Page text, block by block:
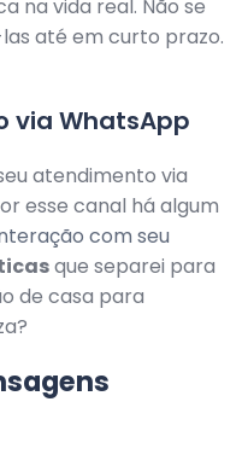
na vida real. Não se
até em curto prazo.
via WhatsApp
atendimento via
esse canal há algum
com seu
que separei para
de casa para